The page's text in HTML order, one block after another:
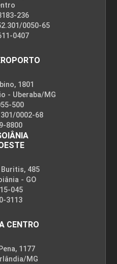
6
AVALIAÇÃO
6
AVALIAÇÃO
236
0050-65
0407
1801
- Uberaba/MG
500
0002-68
8800
485
- GO
045
3113
CENTRO
1177
MG